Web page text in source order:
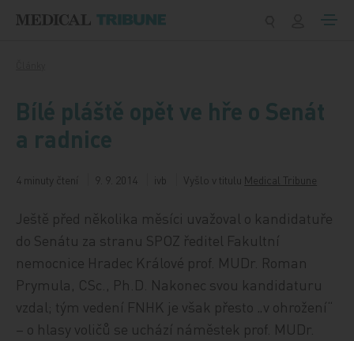
Bílé pláště opět ve hře o Senát
a radnice
4 minuty čtení 9. 9. 2014 ivb Vyšlo v titulu Medical Tribune
Ještě před několika měsíci uvažoval o kandidatuře
do Senátu za stranu SPOZ ředitel Fakultní
nemocnice Hradec Králové prof. MUDr. Roman
Prymula, CSc., Ph.D. Nakonec svou kandidaturu
vzdal; tým vedení FNHK je však přesto „v ohrožení“
– o hlasy voličů se uchází náměstek prof. MUDr.